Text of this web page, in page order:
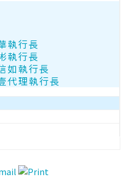
執行長
執行長
如執行長
代理執行長